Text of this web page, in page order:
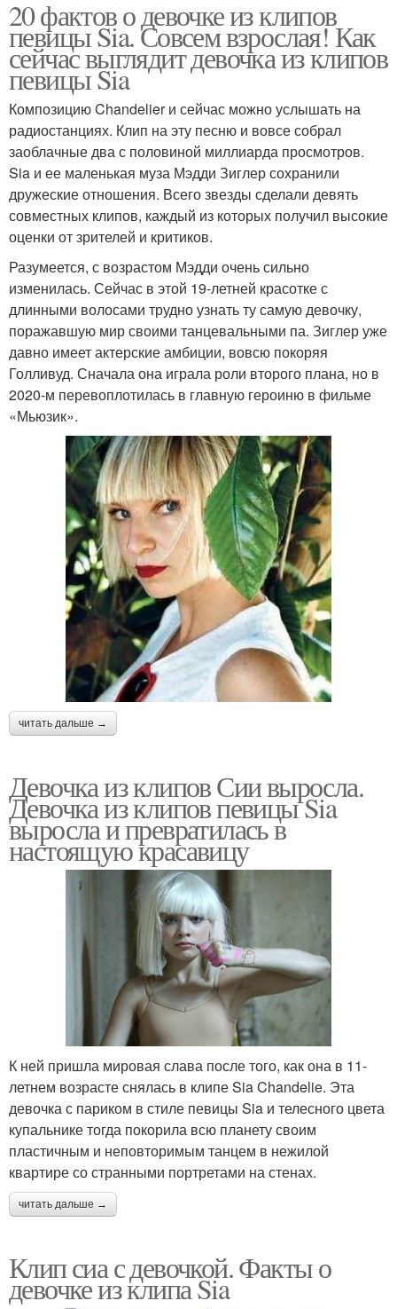
20 фактов о девочке из клипов
певицы Sia. Совсем взрослая! Как
сейчас выглядит девочка из клипов
певицы Sia
Композицию Chandelier и сейчас можно услышать на
радиостанциях. Клип на эту песню и вовсе собрал
заоблачные два с половиной миллиарда просмотров.
Sia и ее маленькая муза Мэдди Зиглер сохранили
дружеские отношения. Всего звезды сделали девять
совместных клипов, каждый из которых получил высокие
оценки от зрителей и критиков.
Разумеется, с возрастом Мэдди очень сильно
изменилась. Сейчас в этой 19-летней красотке с
длинными волосами трудно узнать ту самую девочку,
поражавшую мир своими танцевальными па. Зиглер уже
давно имеет актерские амбиции, вовсю покоряя
Голливуд. Сначала она играла роли второго плана, но в
2020-м перевоплотилась в главную героиню в фильме
«Мьюзик».
читать дальше →
Девочка из клипов Сии выросла.
Девочка из клипов певицы Sia
выросла и превратилась в
настоящую красавицу
К ней пришла мировая слава после того, как она в 11-
летнем возрасте снялась в клипе Sia Chandelie. Эта
девочка с париком в стиле певицы Sia и телесного цвета
купальнике тогда покорила всю планету своим
пластичным и неповторимым танцем в нежилой
квартире со странными портретами на стенах.
читать дальше →
Клип сиа с девочкой. Факты о
девочке из клипа Sia